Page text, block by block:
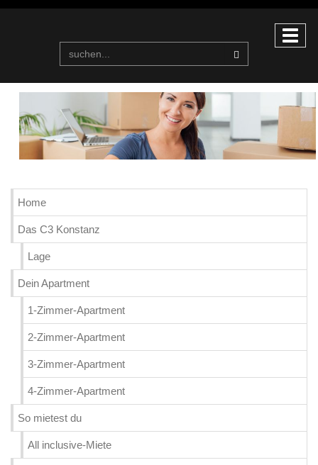
Home
Das C3 Konstanz
Lage
Dein Apartment
1-Zimmer-Apartment
2-Zimmer-Apartment
3-Zimmer-Apartment
4-Zimmer-Apartment
So mietest du
All inclusive-Miete